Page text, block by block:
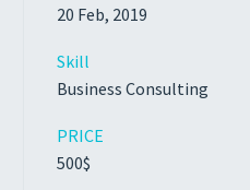
20 Feb, 2019
Skill
Business Consulting
PRICE
500$